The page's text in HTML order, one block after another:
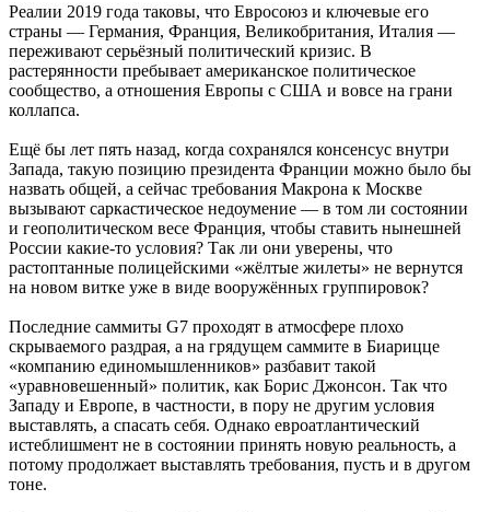
Реалии 2019 года таковы, что Евросоюз и ключевые его
страны — Германия, Франция, Великобритания, Италия —
переживают серьёзный политический кризис. В
растерянности пребывает американское политическое
сообщество, а отношения Европы с США и вовсе на грани
коллапса.
Ещё бы лет пять назад, когда сохранялся консенсус внутри
Запада, такую позицию президента Франции можно было бы
назвать общей, а сейчас требования Макрона к Москве
вызывают саркастическое недоумение — в том ли состоянии
и геополитическом весе Франция, чтобы ставить нынешней
России какие-то условия? Так ли они уверены, что
растоптанные полицейскими «жёлтые жилеты» не вернутся
на новом витке уже в виде вооружённых группировок?
Последние саммиты G7 проходят в атмосфере плохо
скрываемого раздрая, а на грядущем саммите в Биарицце
«компанию единомышленников» разбавит такой
«уравновешенный» политик, как Борис Джонсон. Так что
Западу и Европе, в частности, в пору не другим условия
выставлять, а спасать себя. Однако евроатлантический
истеблишмент не в состоянии принять новую реальность, а
потому продолжает выставлять требования, пусть и в другом
тоне.